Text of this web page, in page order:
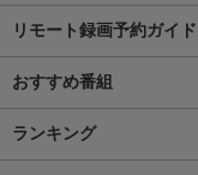
リモート録画予約ガイド
おすすめ番組
ランキング